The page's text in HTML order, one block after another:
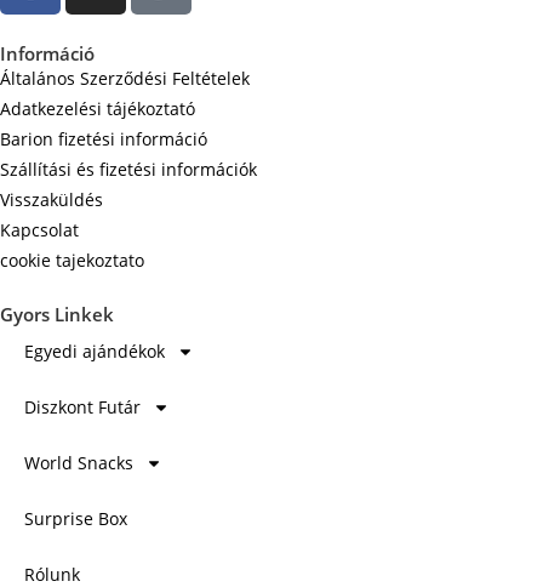
Információ
Általános Szerződési Feltételek
Adatkezelési tájékoztató
Barion fizetési információ
Szállítási és fizetési információk
Visszaküldés
Kapcsolat
cookie tajekoztato
Gyors Linkek
Egyedi ajándékok
Diszkont Futár
World Snacks
Surprise Box
Rólunk